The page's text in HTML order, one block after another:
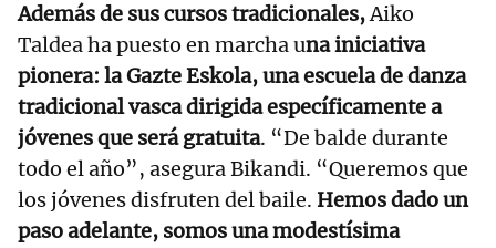
Además de sus cursos tradicionales,Aiko
Taldea ha puesto en marcha una iniciativa
pionera: la Gazte Eskola, una escuela de danza
tradicional vasca dirigida específicamente a
jóvenes que será gratuita. “De balde durante
todo el año”, asegura Bikandi. “Queremos que
los jóvenes disfruten del baile. Hemos dado un
paso adelante, somos una modestísima